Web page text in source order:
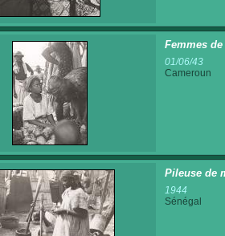
Femmes
01/06/43
Cameroun
Pileuse de
1944
Sénégal